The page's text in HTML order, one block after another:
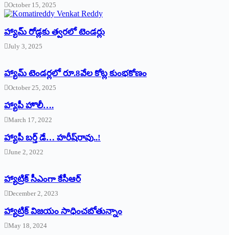
October 15, 2025
హ్యామ్‌ రోడ్లకు త్వరలో టెండర్లు
July 3, 2025
హ్యామ్‌ ‌టెండర్లలో రూ.8వేల కోట్ల కుంభకోణం
October 25, 2025
హ్యాపీ హొలీ….
March 17, 2022
హ్యాపీ బర్త్ ‌డే… హరీష్‌రావు..!
June 2, 2022
హ్యాట్రిక్‌ ‌సీఎంగా కేసీఆర్‌
December 2, 2023
హ్యాట్రిక్‌ విజయం సాధించబోతున్నాం
May 18, 2024